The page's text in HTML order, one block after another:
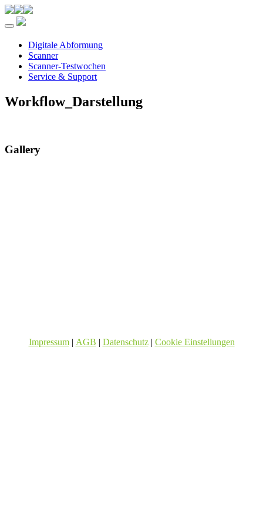
Toggle navigation
Digitale Abformung
Scanner
Scanner-Testwochen
Service & Support
Workflow_Darstellung
Gallery
Impressum| AGB | Datenschutz| Cookie Einstellungen